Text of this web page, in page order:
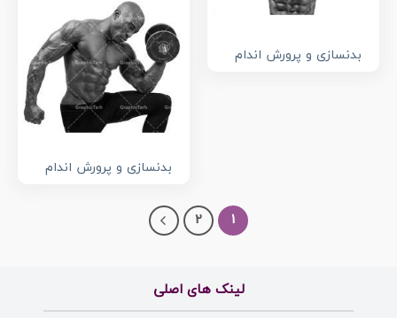
بدنسازی و پرورش اندام
بدنسازی و پرورش اندام
1
2
لینک های اصلی